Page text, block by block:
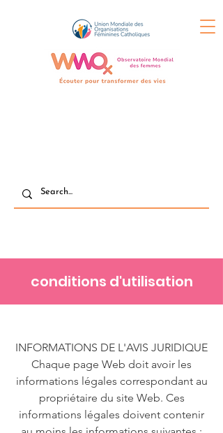
conditions d'utilisation
INFORMATIONS DE L'AVIS JURIDIQUE
Chaque page Web doit avoir les
informations légales correspondant au
propriétaire du site Web. Ces
informations légales doivent contenir